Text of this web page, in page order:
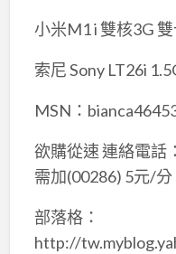
小米M1 i 雙核3G
索尼 Sony LT26i
MSN：
欲購從速 連絡電話
需加(00286) 5元/分
部落格：
http://